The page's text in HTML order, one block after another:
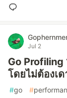
Jul 2
Go Profiling
โดยไม่ต้องเด
#go #